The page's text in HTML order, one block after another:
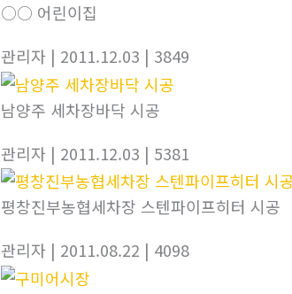
○○ 어린이집
관리자 | 2011.12.03 | 3849
남양주 세차장바닥 시공
관리자 | 2011.12.03 | 5381
평창진부농협세차장 스텐파이프히터 시공
관리자 | 2011.08.22 | 4098